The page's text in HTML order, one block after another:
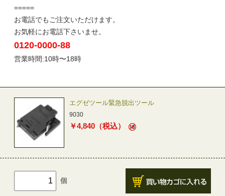
=====
お電話でもご注文いただけます。
お気軽にお電話下さいませ。
0120-0000-88
営業時間:10時〜18時
エグゼツール緊急脱出ツール
9030
￥4,840 （税込）
個